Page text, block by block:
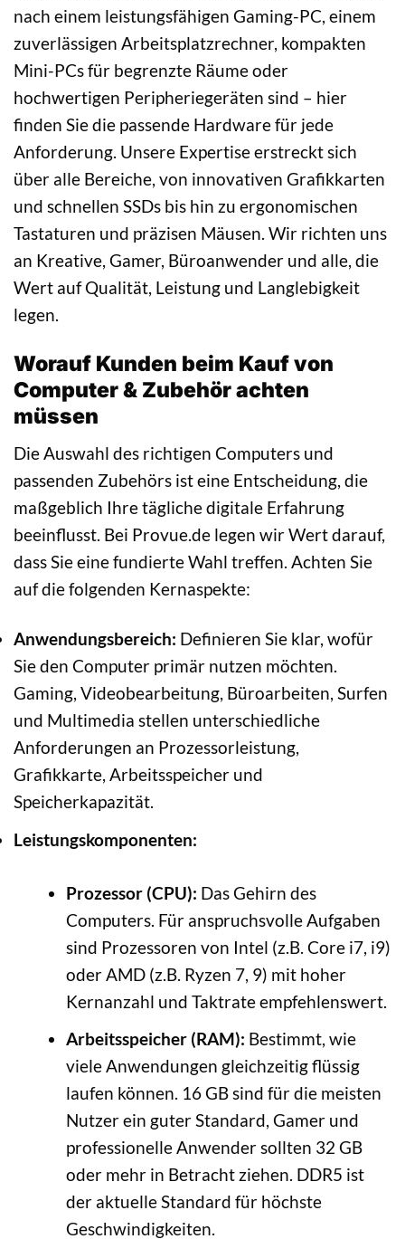
nach einem leistungsfähigen Gaming-PC, einem
zuverlässigen Arbeitsplatzrechner, kompakten
Mini-PCs für begrenzte Räume oder
hochwertigen Peripheriegeräten sind – hier
finden Sie die passende Hardware für jede
Anforderung. Unsere Expertise erstreckt sich
über alle Bereiche, von innovativen Grafikkarten
und schnellen SSDs bis hin zu ergonomischen
Tastaturen und präzisen Mäusen. Wir richten uns
an Kreative, Gamer, Büroanwender und alle, die
Wert auf Qualität, Leistung und Langlebigkeit
legen.
Worauf Kunden beim Kauf von
Computer & Zubehör achten
müssen
Die Auswahl des richtigen Computers und
passenden Zubehörs ist eine Entscheidung, die
maßgeblich Ihre tägliche digitale Erfahrung
beeinflusst. Bei Provue.de legen wir Wert darauf,
dass Sie eine fundierte Wahl treffen. Achten Sie
auf die folgenden Kernaspekte:
Anwendungsbereich: Definieren Sie klar, wofür
Sie den Computer primär nutzen möchten.
Gaming, Videobearbeitung, Büroarbeiten, Surfen
und Multimedia stellen unterschiedliche
Anforderungen an Prozessorleistung,
Grafikkarte, Arbeitsspeicher und
Speicherkapazität.
Leistungskomponenten:
Prozessor (CPU): Das Gehirn des
Computers. Für anspruchsvolle Aufgaben
sind Prozessoren von Intel (z.B. Core i7, i9)
oder AMD (z.B. Ryzen 7, 9) mit hoher
Kernanzahl und Taktrate empfehlenswert.
Arbeitsspeicher (RAM): Bestimmt, wie
viele Anwendungen gleichzeitig flüssig
laufen können. 16 GB sind für die meisten
Nutzer ein guter Standard, Gamer und
professionelle Anwender sollten 32 GB
oder mehr in Betracht ziehen. DDR5 ist
der aktuelle Standard für höchste
Geschwindigkeiten.